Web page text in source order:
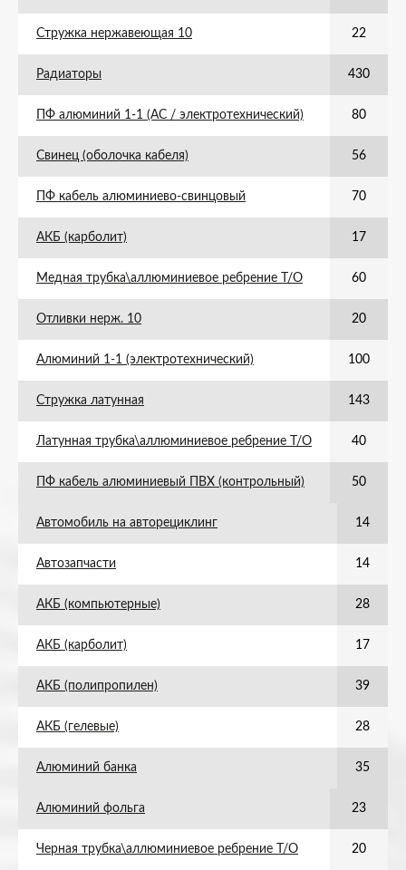
Стружка нержавеющая 10 22
Радиаторы 430
ПФ алюминий 1-1 (АС / электротехнический) 80
Свинец (оболочка кабеля) 56
ПФ кабель алюминиево-свинцовый 70
АКБ (карболит) 17
Медная трубка\аллюминиевое ребрение Т/О 60
Отливки нерж. 10 20
Алюминий 1-1 (электротехнический) 100
Стружка латунная 143
Латунная трубка\аллюминиевое ребрение Т/О 40
ПФ кабель алюминиевый ПВХ (контрольный) 50
Автомобиль на авторециклинг 14
Автозапчасти 14
АКБ (компьютерные) 28
АКБ (карболит) 17
АКБ (полипропилен) 39
АКБ (гелевые) 28
Алюминий банка 35
Алюминий фольга 23
Черная трубка\аллюминиевое ребрение Т/О 20